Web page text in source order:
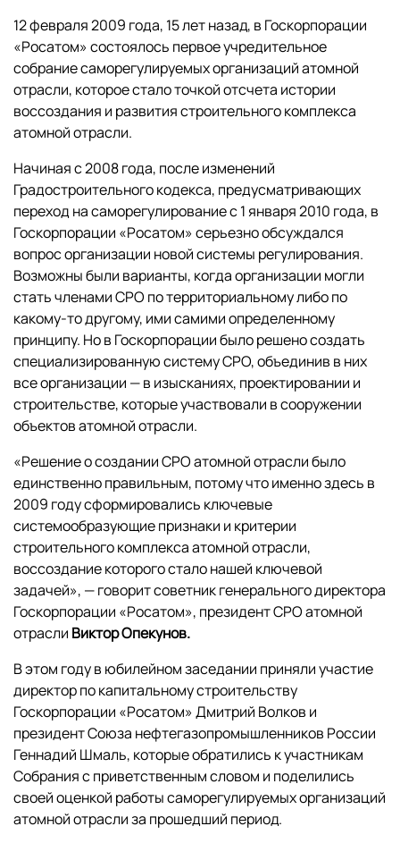
12 февраля 2009 года, 15 лет назад, в Госкорпорации
«Росатом» состоялось первое учредительное
собрание саморегулируемых организаций атомной
отрасли, которое стало точкой отсчета истории
воссоздания и развития строительного комплекса
атомной отрасли.
Начиная с 2008 года, после изменений
Градостроительного кодекса, предусматривающих
переход на саморегулирование с 1 января 2010 года, в
Госкорпорации «Росатом» серьезно обсуждался
вопрос организации новой системы регулирования.
Возможны были варианты, когда организации могли
стать членами СРО по территориальному либо по
какому-то другому, ими самими определенному
принципу. Но в Госкорпорации было решено создать
специализированную систему СРО, объединив в них
все организации — в изысканиях, проектировании и
строительстве, которые участвовали в сооружении
объектов атомной отрасли.
«Решение о создании СРО атомной отрасли было
единственно правильным, потому что именно здесь в
2009 году сформировались ключевые
системообразующие признаки и критерии
строительного комплекса атомной отрасли,
воссоздание которого стало нашей ключевой
задачей», — говорит советник генерального директора
Госкорпорации «Росатом», президент СРО атомной
отрасли Виктор Опекунов.
В этом году в юбилейном заседании приняли участие
директор по капитальному строительству
Госкорпорации «Росатом» Дмитрий Волков и
президент Союза нефтегазопромышленников России
Геннадий Шмаль, которые обратились к участникам
Собрания с приветственным словом и поделились
своей оценкой работы саморегулируемых организаций
атомной отрасли за прошедший период.